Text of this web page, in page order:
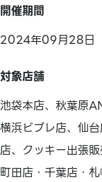
開催期間
2024年09月28日
対象店舗
池袋本店、秋葉原
横浜ビブレ店、仙
店、クッキー出張
町田店・千葉店・